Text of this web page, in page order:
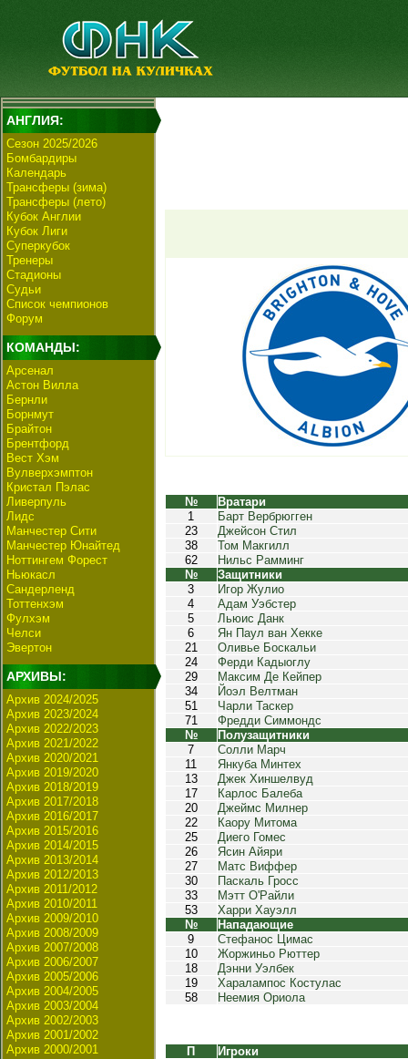
АНГЛИЯ:
Сезон 2025/2026
Бомбардиры
Календарь
Трансферы (зима)
Трансферы (лето)
Кубок Англии
Кубок Лиги
Суперкубок
Тренеры
Стадионы
Судьи
Список чемпионов
Форум
КОМАНДЫ:
Арсенал
Астон Вилла
Бернли
Борнмут
Брайтон
Брентфорд
Вест Хэм
Вулверхэмптон
Кристал Пэлас
Ливерпуль
Лидс
Манчестер Сити
Манчестер Юнайтед
Ноттингем Форест
Ньюкасл
Сандерленд
Тоттенхэм
Фулхэм
Челси
Эвертон
АРХИВЫ:
Архив 2024/2025
Архив 2023/2024
Архив 2022/2023
Архив 2021/2022
Архив 2020/2021
Архив 2019/2020
Архив 2018/2019
Архив 2017/2018
Архив 2016/2017
Архив 2015/2016
Архив 2014/2015
Архив 2013/2014
Архив 2012/2013
Архив 2011/2012
Архив 2010/2011
Архив 2009/2010
Архив 2008/2009
Архив 2007/2008
Архив 2006/2007
Архив 2005/2006
Архив 2004/2005
Архив 2003/2004
Архив 2002/2003
Архив 2001/2002
Архив 2000/2001
№
Вратари
1
Барт Вербрюгген
23
Джейсон Стил
38
Том Макгилл
62
Нильс Рамминг
№
Защитники
3
Игор Жулио
4
Адам Уэбстер
5
Льюис Данк
6
Ян Паул ван Хекке
21
Оливье Боскальи
24
Ферди Кадыоглу
29
Максим Де Кейпер
34
Йоэл Велтман
51
Чарли Таскер
71
Фредди Симмондс
№
Полузащитники
7
Солли Марч
11
Янкуба Минтех
13
Джек Хиншелвуд
17
Карлос Балеба
20
Джеймс Милнер
22
Каору Митома
25
Диего Гомес
26
Ясин Айяри
27
Матс Виффер
30
Паскаль Гросс
33
Мэтт О'Райли
53
Харри Хауэлл
№
Нападающие
9
Стефанос Цимас
10
Жоржиньо Рюттер
18
Дэнни Уэлбек
19
Харалампос Костулас
58
Неемия Ориола
П
Игроки